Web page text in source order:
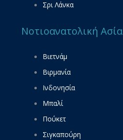
Σρι Λάνκα
Νοτιοανατολική Ασία
Βιετνάμ
Βιρμανία
Ινδονησία
Μπαλί
Πούκετ
Σιγκαπούρη